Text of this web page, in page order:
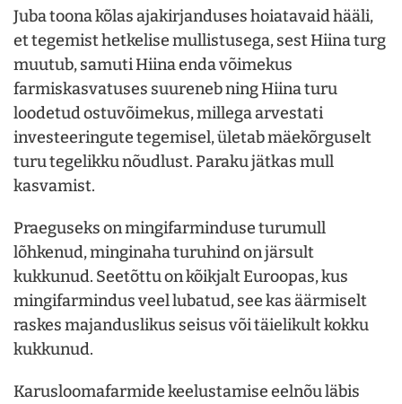
Juba toona kõlas ajakirjanduses hoiatavaid hääli,
et tegemist hetkelise mullistusega, sest Hiina turg
muutub, samuti Hiina enda võimekus
farmiskasvatuses suureneb ning Hiina turu
loodetud ostuvõimekus, millega arvestati
investeeringute tegemisel, ületab mäekõrguselt
turu tegelikku nõudlust. Paraku jätkas mull
kasvamist.
Praeguseks on mingifarminduse turumull
lõhkenud, minginaha turuhind on järsult
kukkunud. Seetõttu on kõikjalt Euroopas, kus
mingifarmindus veel lubatud, see kas äärmiselt
raskes majanduslikus seisus või täielikult kokku
kukkunud.
Karusloomafarmide keelustamise eelnõu läbis